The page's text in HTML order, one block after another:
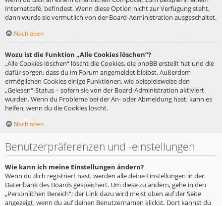
Internetcafé, befindest. Wenn diese Option nicht zur Verfügung steht,
dann wurde sie vermutlich von der Board-Administration ausgeschaltet.
Nach oben
Wozu ist die Funktion „Alle Cookies löschen“?
„Alle Cookies löschen“ löscht die Cookies, die phpBB erstellt hat und die
dafür sorgen, dass du im Forum angemeldet bleibst. Außerdem
ermöglichen Cookies einige Funktionen, wie beispielsweise den
„Gelesen“-Status – sofern sie von der Board-Administration aktiviert
wurden. Wenn du Probleme bei der An- oder Abmeldung hast, kann es
helfen, wenn du die Cookies löscht.
Nach oben
Benutzerpräferenzen und -einstellungen
Wie kann ich meine Einstellungen ändern?
Wenn du dich registriert hast, werden alle deine Einstellungen in der
Datenbank des Boards gespeichert. Um diese zu ändern, gehe in den
„Persönlichen Bereich“; der Link dazu wird meist oben auf der Seite
angezeigt, wenn du auf deinen Benutzernamen klickst. Dort kannst du